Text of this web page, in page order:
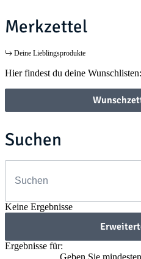
Merkzettel
Deine Lieblingsprodukte
Hier findest du deine Wunschlisten:
Suchen
Keine Ergebnisse
Ergebnisse für: